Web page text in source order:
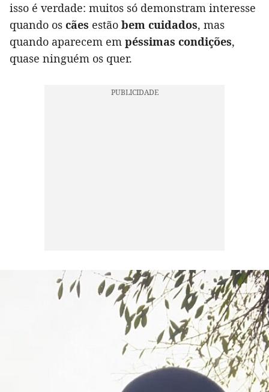
isso é verdade: muitos só demonstram interesse
quando os cães estão bem cuidados, mas
quando aparecem em péssimas condições,
quase ninguém os quer.